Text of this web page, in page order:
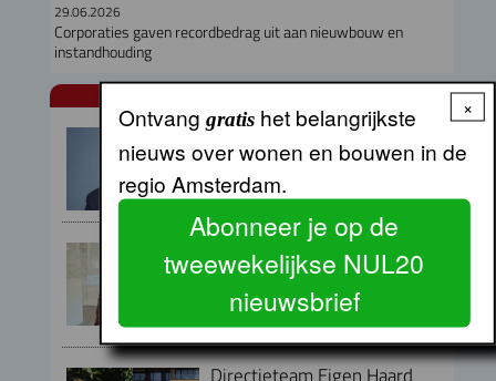
29.06.2026
Corporaties gaven recordbedrag uit aan nieuwbouw en
instandhouding
Armand van de Laar per 1
september aangesteld als
secretaris-directeur MRA
Peter Kranenburg nieuwe
directeur Financiën en
Bedrijfsvoering bij Lieven de
Key
×
Ontvang gratishet belangrijkste
nieuws over wonen en bouwen in de
regio Amsterdam.
Abonneer je op de
tweewekelijkse NUL20
nieuwsbrief